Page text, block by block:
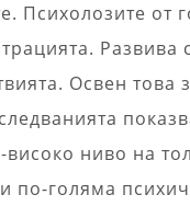
Психолозите от
Освен
ниво на
по-голяма